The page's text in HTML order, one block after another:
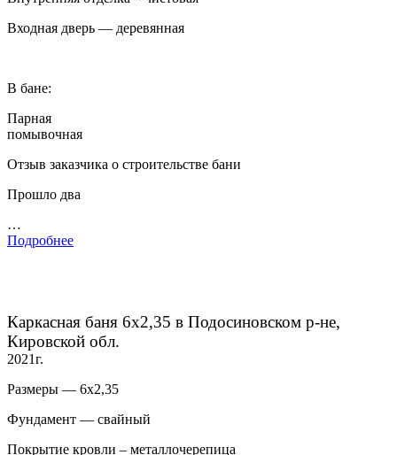
Входная дверь — деревянная
В бане:
Парная
помывочная
Отзыв заказчика о строительстве бани
Прошло два
…
Подробнее
Каркасная баня 6х2,35 в Подосиновском р-не,
Кировской обл.
2021г.
Размеры — 6х2,35
Фундамент — свайный
Покрытие кровли – металлочерепица